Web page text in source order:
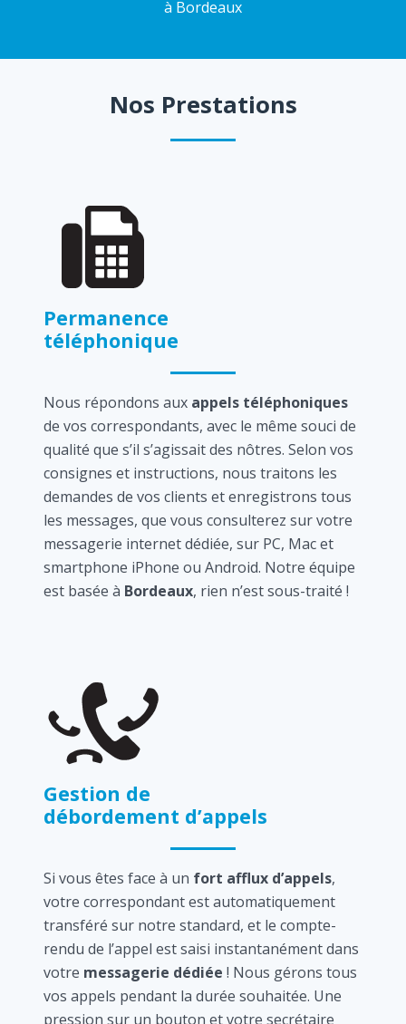
à Bordeaux
Nos Prestations
Permanence
téléphonique
Nous répondons aux appels téléphoniques
de vos correspondants, avec le même souci de
qualité que s’il s’agissait des nôtres. Selon vos
consignes et instructions, nous traitons les
demandes de vos clients et enregistrons tous
les messages, que vous consulterez sur votre
messagerie internet dédiée, sur PC, Mac et
smartphone iPhone ou Android. Notre équipe
est basée à Bordeaux, rien n’est sous-traité !
Gestion de
débordement d’appels
Si vous êtes face à un fort afflux d’appels,
votre correspondant est automatiquement
transféré sur notre standard, et le compte-
rendu de l’appel est saisi instantanément dans
votre messagerie dédiée ! Nous gérons tous
vos appels pendant la durée souhaitée. Une
pression sur un bouton et votre secrétaire